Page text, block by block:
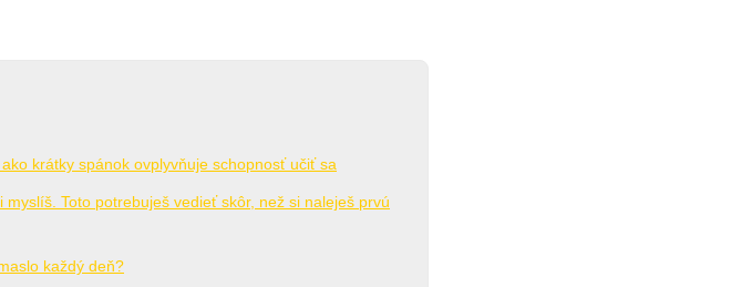
krátky spánok ovplyvňuje schopnosť učiť sa
Toto potrebuješ vedieť skôr, než si naleješ prvú
každý deň?